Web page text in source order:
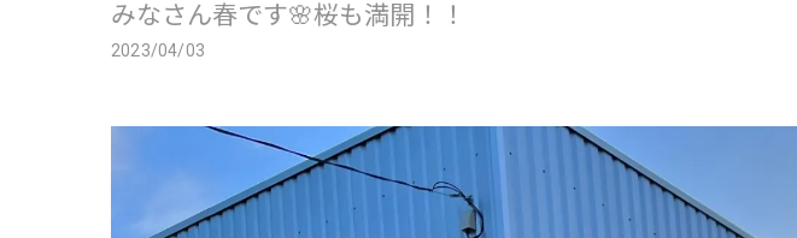
みなさん春です🌸桜も満開！！
2023/04/03